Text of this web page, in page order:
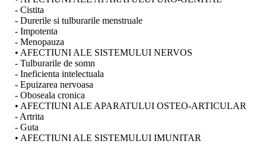
- Cistita
- Durerile si tulburarile menstruale
- Impotenta
- Menopauza
• AFECTIUNI ALE SISTEMULUI NERVOS
- Tulburarile de somn
- Ineficienta intelectuala
- Epuizarea nervoasa
- Oboseala cronica
• AFECTIUNI ALE APARATULUI OSTEO-ARTICULAR
- Artrita
- Guta
• AFECTIUNI ALE SISTEMULUI IMUNITAR